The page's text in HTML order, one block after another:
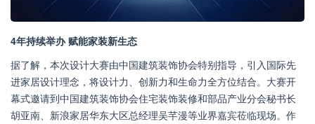
4年持续举办 赋能家装新生态
据了解，本次设计大赛由中国建筑装饰协会特别指导，引入国际先
进家居设计理念，将设计力、创新力和生命力全方位结合。大赛开
幕式邀请到中国建筑装饰协会住宅装饰装修和部品产业分会秘书长
胡亚南、新浪家居华东大区总经理吴芊漫等业界嘉宾莅临现场。作